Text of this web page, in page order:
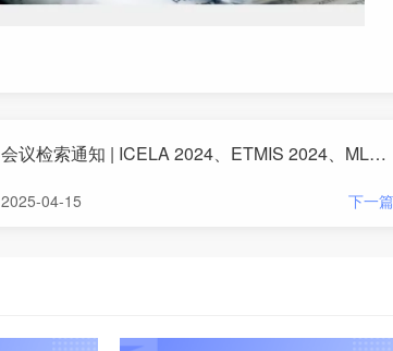
会议检索通知 | ICELA 2024、ETMIS 2024、MLPRAE 2024等11个会议已检索
2025-04-15 下一篇